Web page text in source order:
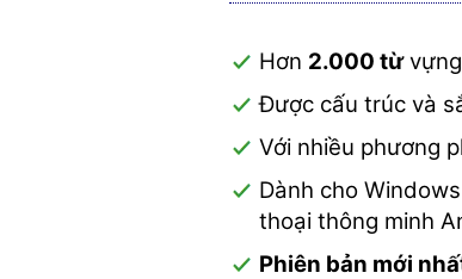
Hơn 2.000 từvựng
Được cấu trúc và
Với nhiều phương
Dành cho
thoại thông minh
Phiên bản mới